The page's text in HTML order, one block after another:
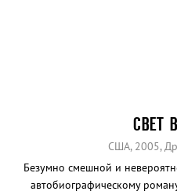
СВЕТ
США, 2005,
Безумно смешной и
автобиографическому